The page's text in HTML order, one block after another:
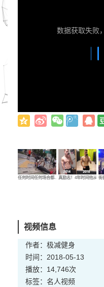
数据获取失败
任何时间任何场合都… 真励志！4年时间他从…街
视频信息
作者：极减健身
时间：2018-05-13
播放：14,746次
标签： 名人视频